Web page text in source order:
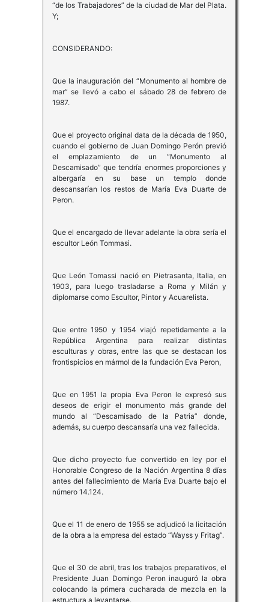
“de los Trabajadores” de la ciudad de Mar del Plata.
Y;
CONSIDERANDO:
Que la inauguración del “Monumento al hombre de
mar” se llevó a cabo el sábado 28 de febrero de
1987.
Que el proyecto original data de la década de 1950,
cuando el gobierno de Juan Domingo Perón previó
el emplazamiento de un “Monumento al
Descamisado” que tendría enormes proporciones y
albergaría en su base un templo donde
descansarían los restos de María Eva Duarte de
Peron.
Que el encargado de llevar adelante la obra sería el
escultor León Tommasi.
Que León Tomassi nació en Pietrasanta, Italia, en
1903, para luego trasladarse a Roma y Milán y
diplomarse como Escultor, Pintor y Acuarelista.
Que entre 1950 y 1954 viajó repetidamente a la
República Argentina para realizar distintas
esculturas y obras, entre las que se destacan los
frontispicios en mármol de la fundación Eva Peron,
Que en 1951 la propia Eva Peron le expresó sus
deseos de erigir el monumento más grande del
mundo al “Descamisado de la Patria” donde,
además, su cuerpo descansaría una vez fallecida.
Que dicho proyecto fue convertido en ley por el
Honorable Congreso de la Nación Argentina 8 días
antes del fallecimiento de María Eva Duarte bajo el
número 14.124.
Que el 11 de enero de 1955 se adjudicó la licitación
de la obra a la empresa del estado “Wayss y Fritag”.
Que el 30 de abril, tras los trabajos preparativos, el
Presidente Juan Domingo Peron inauguró la obra
colocando la primera cucharada de mezcla en la
estructura a levantarse.